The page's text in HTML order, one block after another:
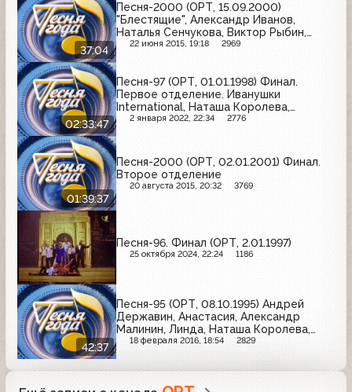
37:04
Песня-2000 (ОРТ, 15.09.2000)
"Блестящие", Александр Иванов,
Наталья Сенчукова, Виктор Рыбин,
Никита, Татьяна Буланова, Вячеслав
22 июня 2015, 19:18 2969
02:33:47
Песня-97 (ОРТ, 01.01.1998) Финал.
Первое отделение. Иванушки
International, Наташа Королева,
Дмитрий Маликов и др.
2 января 2022, 22:34 2776
01:39:37
Песня-2000 (ОРТ, 02.01.2001) Финал.
Второе отделение
20 августа 2015, 20:32 3769
Песня-96. Финал (ОРТ, 2.01.1997)
25 октября 2024, 22:24 1186
42:37
Песня-95 (ОРТ, 08.10.1995) Андрей
Державин, Анастасия, Александр
Малинин, Линда, Наташа Королева,
Александр Буйнов.
18 февраля 2016, 18:54 2829